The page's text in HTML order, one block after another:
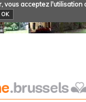
vous acceptez l'utilisation
OK